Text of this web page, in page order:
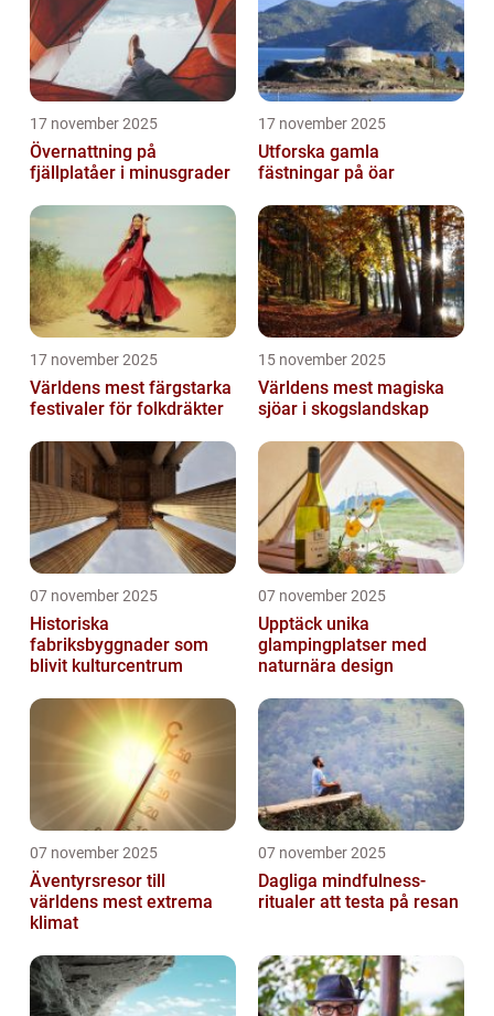
17 november 2025
Övernattning på
fjällplatåer i minusgrader
17 november 2025
Utforska gamla
fästningar på öar
17 november 2025
Världens mest färgstarka
festivaler för folkdräkter
15 november 2025
Världens mest magiska
sjöar i skogslandskap
07 november 2025
Historiska
fabriksbyggnader som
blivit kulturcentrum
07 november 2025
Upptäck unika
glampingplatser med
naturnära design
07 november 2025
Äventyrsresor till
världens mest extrema
klimat
07 november 2025
Dagliga mindfulness-
ritualer att testa på resan